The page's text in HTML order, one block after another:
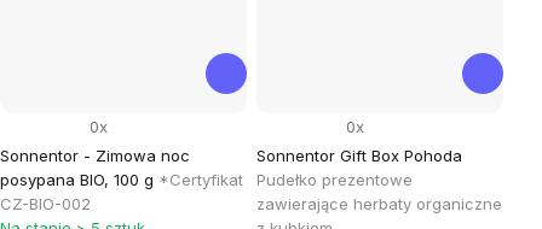
Sonnentor - Zimowa noc
posypana BIO, 100 g *Certyfikat
CZ-BIO-002
0x
Sonnentor Gift Box Pohoda
Pudełko prezentowe
zawierające herbaty organiczne
0x